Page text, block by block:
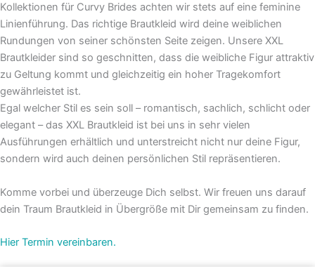
Kollektionen für Curvy Brides achten wir stets auf eine feminine
Linienführung. Das richtige Brautkleid wird deine weiblichen
Rundungen von seiner schönsten Seite zeigen. Unsere XXL
Brautkleider sind so geschnitten, dass die weibliche Figur attraktiv
zu Geltung kommt und gleichzeitig ein hoher Tragekomfort
gewährleistet ist.
Egal welcher Stil es sein soll – romantisch, sachlich, schlicht oder
elegant – das XXL Brautkleid ist bei uns in sehr vielen
Ausführungen erhältlich und unterstreicht nicht nur deine Figur,
sondern wird auch deinen persönlichen Stil repräsentieren.
Komme vorbei und überzeuge Dich selbst. Wir freuen uns darauf
dein Traum Brautkleid in Übergröße mit Dir gemeinsam zu finden.
Hier Termin vereinbaren.